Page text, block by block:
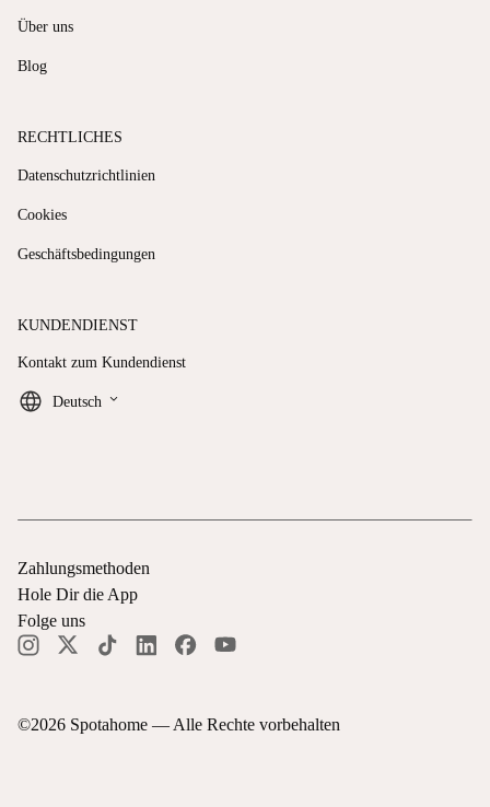
Über uns
Blog
RECHTLICHES
Datenschutzrichtlinien
Cookies
Geschäftsbedingungen
KUNDENDIENST
Kontakt zum Kundendienst
Deutsch keyboard_arrow_down
©2026 Spotahome — Alle Rechte vorbehalten
Zahlungsmethoden
Hole Dir die App
Folge uns